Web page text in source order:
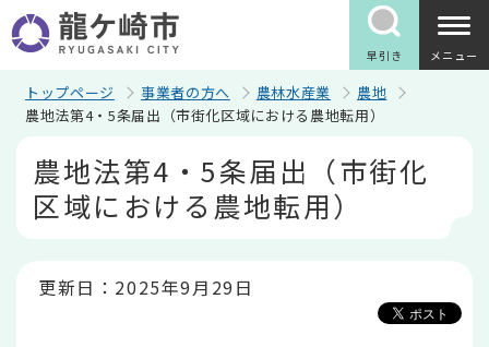
の
ペ
早引き メニュー
トップページ 事業者の方へ 農林水産業
農地
農地法第4・5条届出（市街化区域における農地転用）
農地法第4・5条届出（市街化
区域における農地転用）
更新日：2025年9月29日